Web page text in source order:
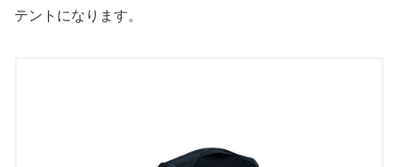
テントになります。